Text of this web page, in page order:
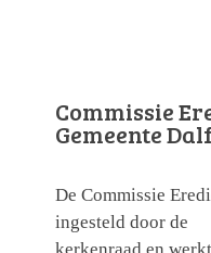
Commissie
Gemeente
De Commissie
ingesteld door de